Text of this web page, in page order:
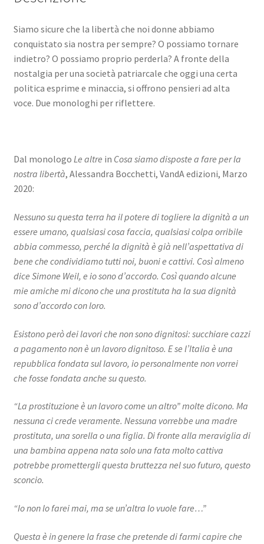
Siamo sicure che la libertà che noi donne abbiamo
conquistato sia nostra per sempre? O possiamo tornare
indietro? O possiamo proprio perderla? A fronte della
nostalgia per una società patriarcale che oggi una certa
politica esprime e minaccia, si offrono pensieri ad alta
voce. Due monologhi per riflettere.
Dal monologo Le altre in Cosa siamo disposte a fare per la
nostra libertà, Alessandra Bocchetti, VandA edizioni, Marzo
2020:
Nessuno su questa terra ha il potere di togliere la dignità a un
essere umano, qualsiasi cosa faccia, qualsiasi colpa orribile
abbia commesso, perché la dignità è già nell’aspettativa di
bene che condividiamo tutti noi, buoni e cattivi. Così almeno
dice Simone Weil, e io sono d’accordo. Così quando alcune
mie amiche mi dicono che una prostituta ha la sua dignità
sono d’accordo con loro.
Esistono però dei lavori che non sono dignitosi: succhiare cazzi
a pagamento non è un lavoro dignitoso. E se l’Italia è una
repubblica fondata sul lavoro, io personalmente non vorrei
che fosse fondata anche su questo.
“La prostituzione è un lavoro come un altro” molte dicono. Ma
nessuna ci crede veramente. Nessuna vorrebbe una madre
prostituta, una sorella o una figlia. Di fronte alla meraviglia di
una bambina appena nata solo una fata molto cattiva
potrebbe promettergli questa bruttezza nel suo futuro, questo
sconcio.
“Io non lo farei mai, ma se un’altra lo vuole fare…”
Questa è in genere la frase che pretende di farmi capire che